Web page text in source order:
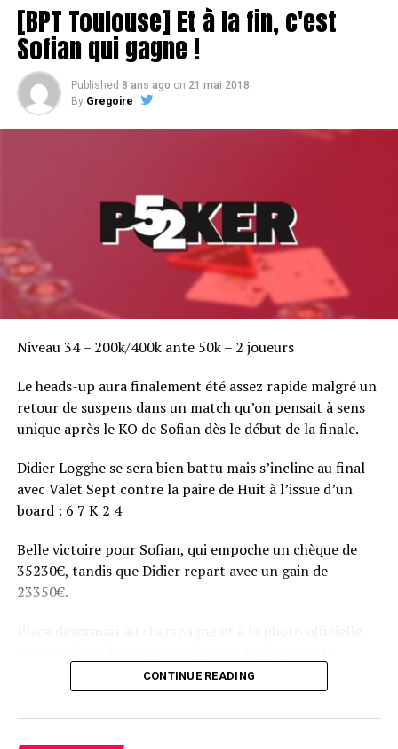
RELATED TOPICS: NEWS HOME
UP NEXT
[BPT Toulouse] La table finale est connue
DON'T MISS
[BPT Toulouse] Et à la fin, c'est
Sofian qui gagne !
Published 8 ans ago on 21 mai 2018
By Gregoire
Niveau 34 – 200k/400k ante 50k – 2 joueurs
Le heads-up aura finalement été assez rapide malgré un
retour de suspens dans un match qu’on pensait à sens
unique après le KO de Sofian dès le début de la finale.
Didier Logghe se sera bien battu mais s’incline au final
avec Valet Sept contre la paire de Huit à l’issue d’un
board : 6 7 K 2 4
Belle victoire pour Sofian, qui empoche un chèque de
35230€, tandis que Didier repart avec un gain de
23350€.
CONTINUE READING